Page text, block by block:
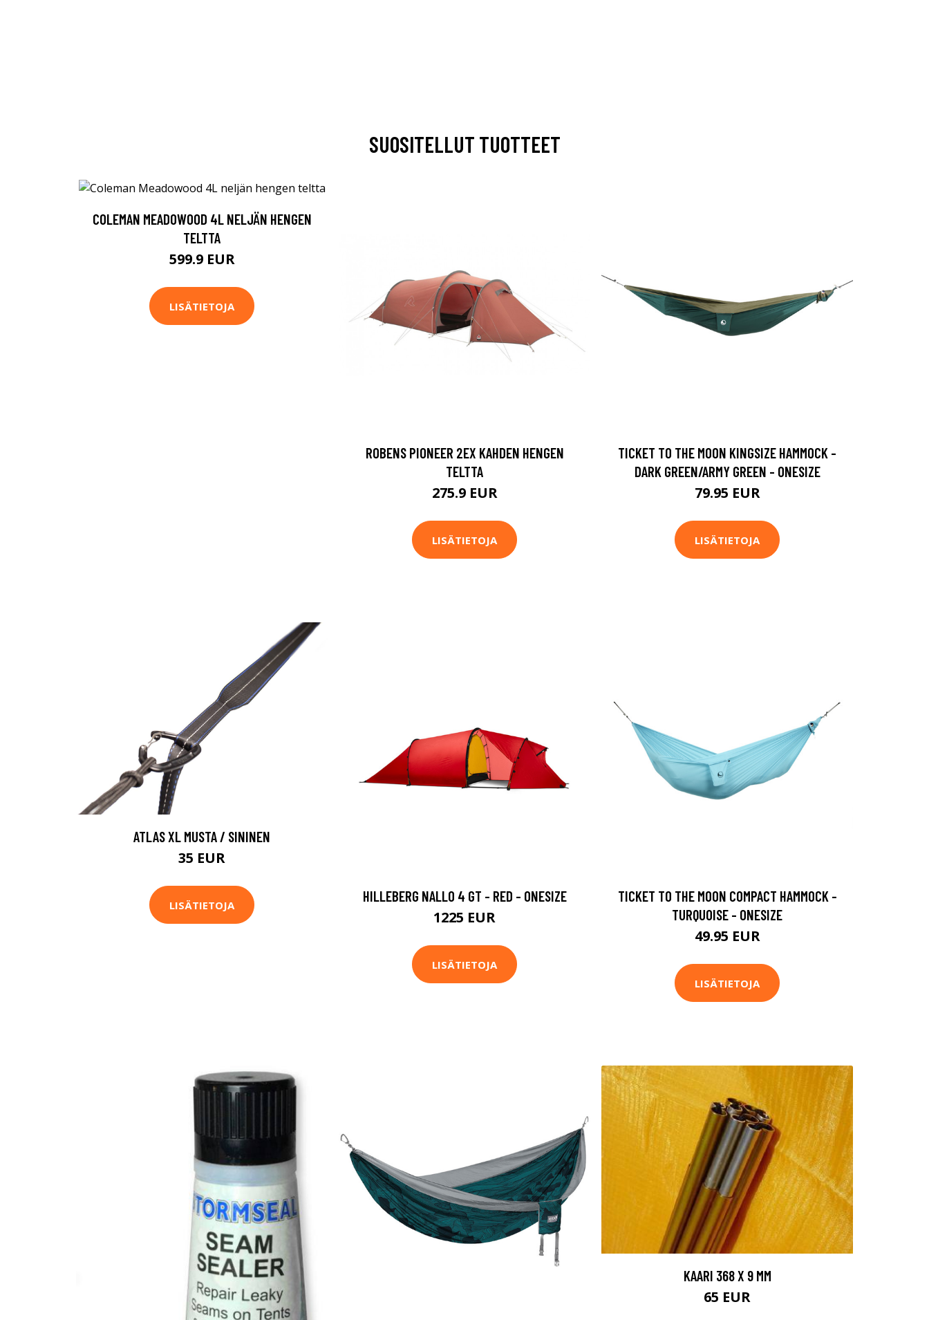
SUOSITELLUT TUOTTEET
COLEMAN MEADOWOOD 4L NELJÄN HENGEN
TELTTA
599.9 EUR
LISÄTIETOJA
ROBENS PIONEER 2EX KAHDEN HENGEN
TELTTA
275.9 EUR
LISÄTIETOJA
TICKET TO THE MOON KINGSIZE HAMMOCK -
DARK GREEN/ARMY GREEN - ONESIZE
79.95 EUR
LISÄTIETOJA
ATLAS XL MUSTA / SININEN
35 EUR
LISÄTIETOJA
HILLEBERG NALLO 4 GT - RED - ONESIZE
1225 EUR
LISÄTIETOJA
TICKET TO THE MOON COMPACT HAMMOCK -
TURQUOISE - ONESIZE
49.95 EUR
LISÄTIETOJA
KAARI 368 X 9 MM
65 EUR